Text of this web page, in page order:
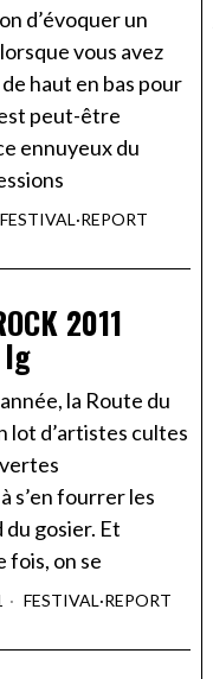
d’évoquer un
vous avez
haut en bas pour
peut-être
ennuyeux du
FESTIVAL·REPORT
2011
la Route du
lot d’artistes cultes
s’en fourrer les
gosier. Et
fois, on se
FESTIVAL·REPORT